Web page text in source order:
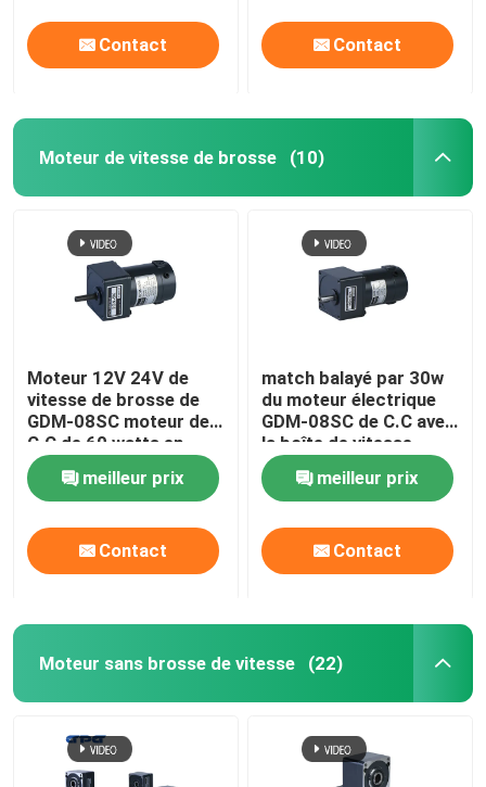
Contact Contact
Moteur de vitesse de brosse (10)
Moteur 12V 24V de
vitesse de brosse de
GDM-08SC moteur de
C.C de 60 watts en
brosse
meilleur prix
Contact
match balayé par 30w
du moteur électrique
GDM-08SC de C.C avec
la boîte de vitesse
4GN3-300K
meilleur prix
Contact
Moteur sans brosse de vitesse (22)